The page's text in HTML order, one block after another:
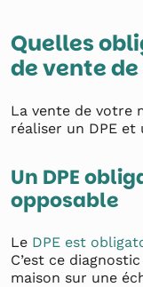
Quelles
de vente de
La vente de votre
réaliser un DPE
Un DPE
opposable
Le DPE est
C’est ce
maison sur une